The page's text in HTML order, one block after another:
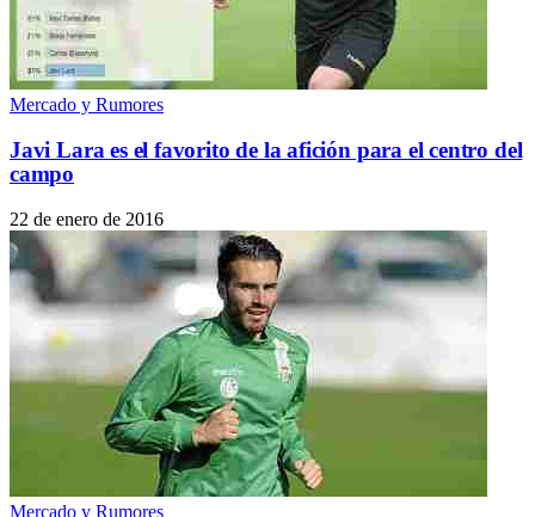
Mercado y Rumores
Javi Lara es el favorito de la afición para el centro del
campo
22 de enero de 2016
Mercado y Rumores